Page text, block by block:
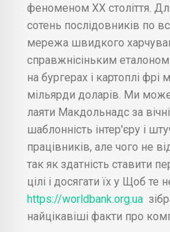
феноменом ХХ століття.
сотень послідовників по
мережа швидкого
справжнісіньким
на бургерах і картоплі фрі
мільярди доларів. Ми
лаяти Макдольнадс за
шаблонність інтер'єру і
працівників, але чого не
так як здатність ставити
цілі і досягати їх у Щоб те
https://worldbank.org.ua
найцікавіші факти про